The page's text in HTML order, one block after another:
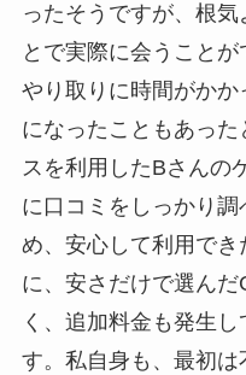
ったそうですが、根
とで実際に会うことが
やり取りに時間がかか
になったこともあっ
スを利用したBさんの
に口コミをしっかり
め、安心して利用で
に、安さだけで選ん
く、追加料金も発生
す。私自身も、最初